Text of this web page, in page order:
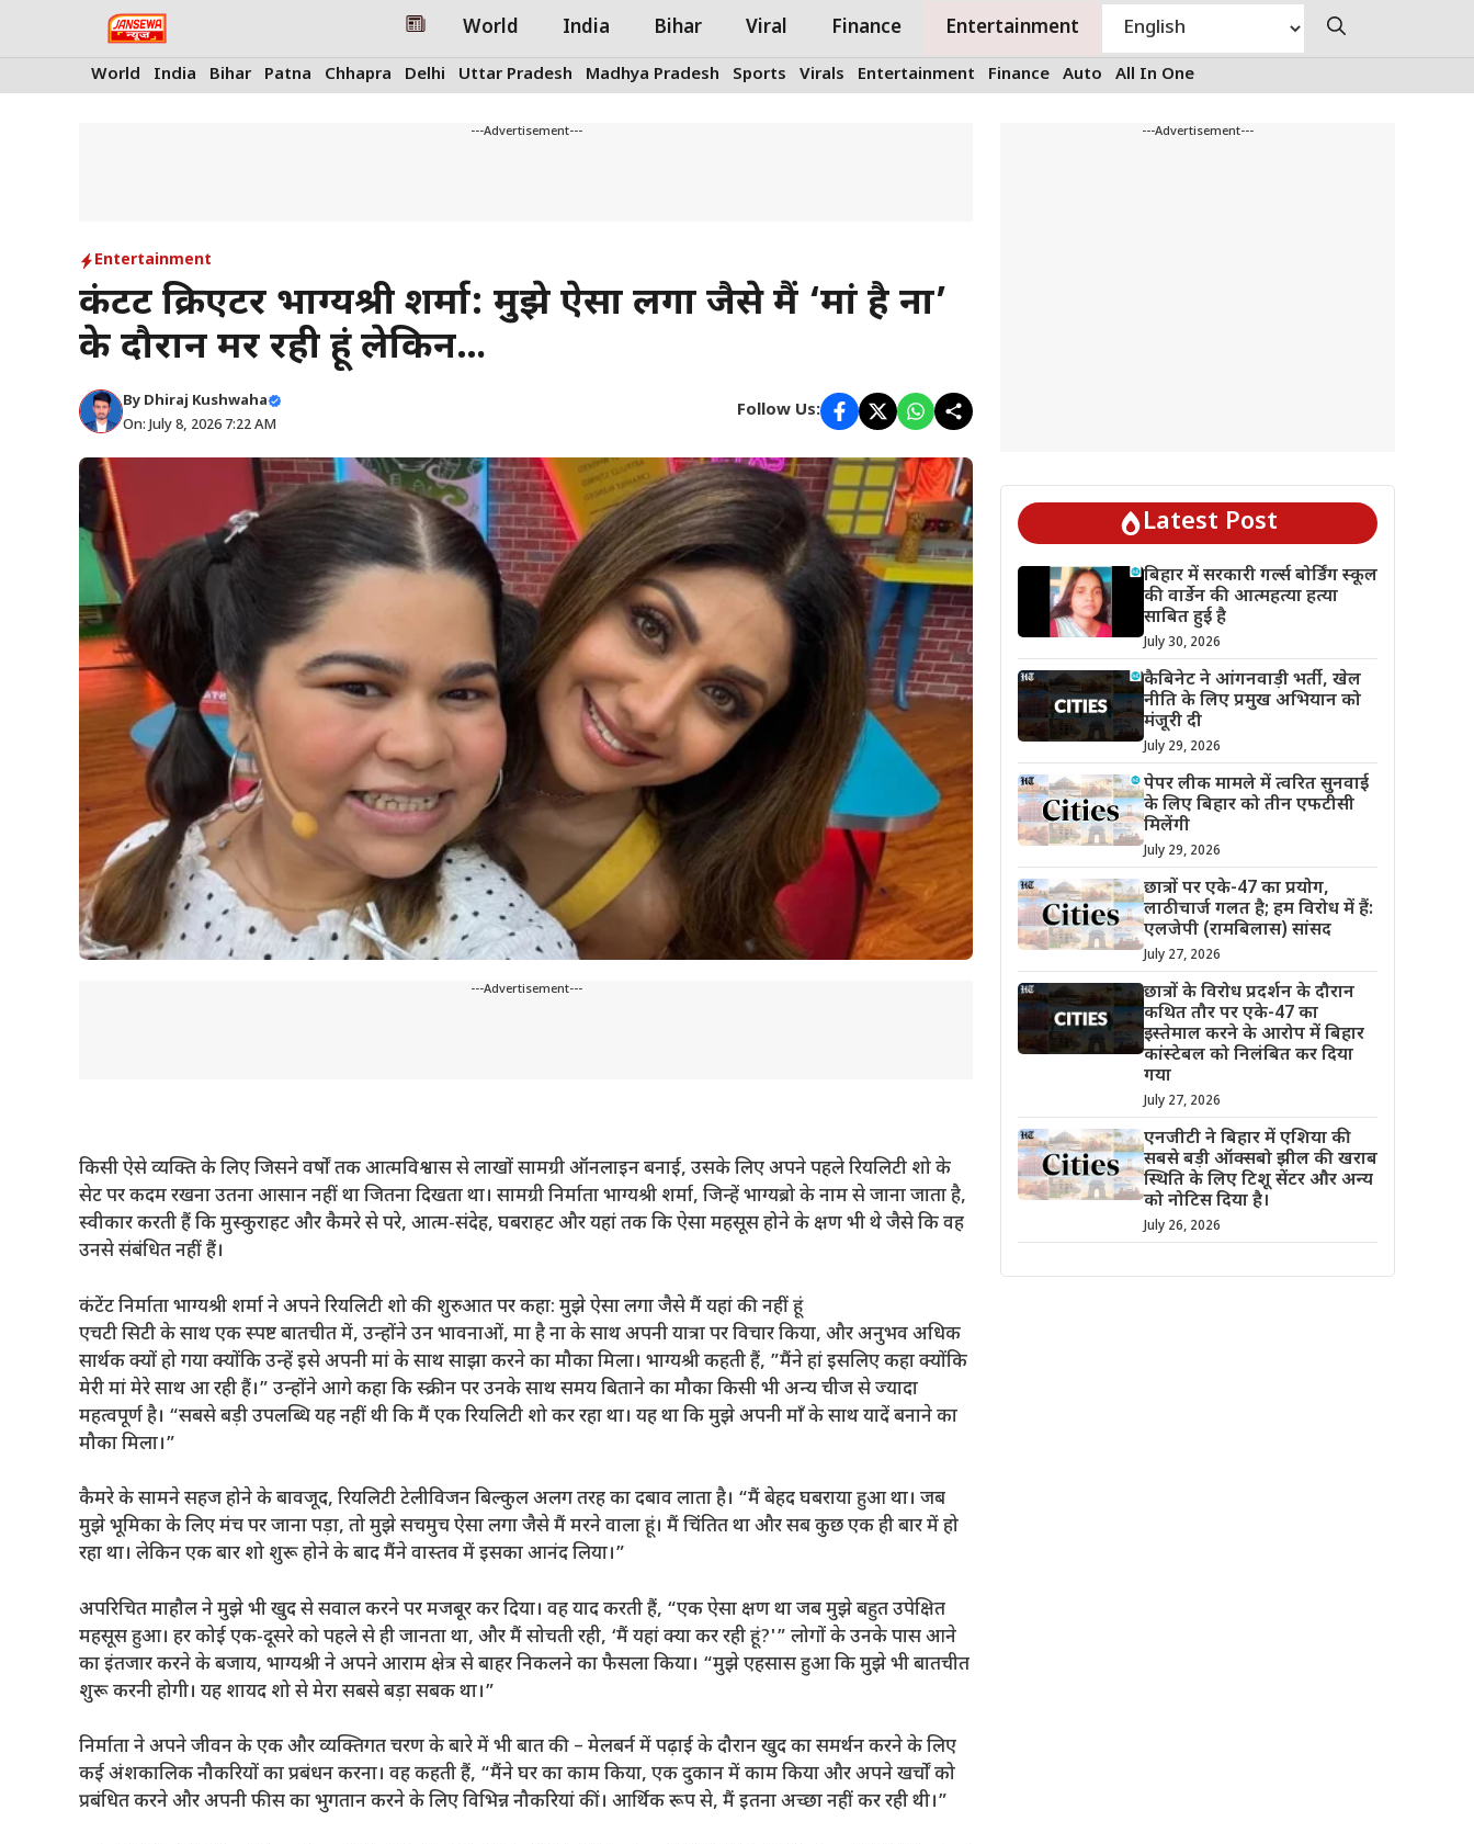
World India Bihar Viral Finance Entertainment
World India Bihar Patna Chhapra Delhi Uttar Pradesh Madhya Pradesh Sports Virals Entertainment Finance Auto All In One
---Advertisement---
Entertainment
कंटेंट क्रिएटर भाग्यश्री शर्मा: मुझे ऐसा लगा जैसे मैं ‘मां है ना’
के दौरान मर रही हूं लेकिन…
By Dhiraj Kushwaha
On: July 8, 2026 7:22 AM
Follow Us:
---Advertisement---
किसी ऐसे व्यक्ति के लिए जिसने वर्षों तक आत्मविश्वास से लाखों सामग्री ऑनलाइन बनाई, उसके लिए अपने पहले रियलिटी शो के
सेट पर कदम रखना उतना आसान नहीं था जितना दिखता था। सामग्री निर्माता भाग्यश्री शर्मा, जिन्हें भाग्यब्रो के नाम से जाना जाता है,
स्वीकार करती हैं कि मुस्कुराहट और कैमरे से परे, आत्म-संदेह, घबराहट और यहां तक ​​​​कि ऐसा महसूस होने के क्षण भी थे जैसे कि वह
उनसे संबंधित नहीं हैं।
कंटेंट निर्माता भाग्यश्री शर्मा ने अपने रियलिटी शो की शुरुआत पर कहा: मुझे ऐसा लगा जैसे मैं यहां की नहीं हूं
एचटी सिटी के साथ एक स्पष्ट बातचीत में, उन्होंने उन भावनाओं, मा है ना के साथ अपनी यात्रा पर विचार किया, और अनुभव अधिक
सार्थक क्यों हो गया क्योंकि उन्हें इसे अपनी मां के साथ साझा करने का मौका मिला। भाग्यश्री कहती हैं, ”मैंने हां इसलिए कहा क्योंकि
मेरी मां मेरे साथ आ रही हैं।” उन्होंने आगे कहा कि स्क्रीन पर उनके साथ समय बिताने का मौका किसी भी अन्य चीज से ज्यादा
महत्वपूर्ण है। “सबसे बड़ी उपलब्धि यह नहीं थी कि मैं एक रियलिटी शो कर रहा था। यह था कि मुझे अपनी माँ के साथ यादें बनाने का
मौका मिला।”
कैमरे के सामने सहज होने के बावजूद, रियलिटी टेलीविजन बिल्कुल अलग तरह का दबाव लाता है। “मैं बेहद घबराया हुआ था। जब
मुझे भूमिका के लिए मंच पर जाना पड़ा, तो मुझे सचमुच ऐसा लगा जैसे मैं मरने वाला हूं। मैं चिंतित था और सब कुछ एक ही बार में हो
रहा था। लेकिन एक बार शो शुरू होने के बाद मैंने वास्तव में इसका आनंद लिया।”
अपरिचित माहौल ने मुझे भी खुद से सवाल करने पर मजबूर कर दिया। वह याद करती हैं, “एक ऐसा क्षण था जब मुझे बहुत उपेक्षित
महसूस हुआ। हर कोई एक-दूसरे को पहले से ही जानता था, और मैं सोचती रही, ‘मैं यहां क्या कर रही हूं?'” लोगों के उनके पास आने
का इंतजार करने के बजाय, भाग्यश्री ने अपने आराम क्षेत्र से बाहर निकलने का फैसला किया। “मुझे एहसास हुआ कि मुझे भी बातचीत
शुरू करनी होगी। यह शायद शो से मेरा सबसे बड़ा सबक था।”
निर्माता ने अपने जीवन के एक और व्यक्तिगत चरण के बारे में भी बात की – मेलबर्न में पढ़ाई के दौरान खुद का समर्थन करने के लिए
कई अंशकालिक नौकरियों का प्रबंधन करना। वह कहती हैं, “मैंने घर का काम किया, एक दुकान में काम किया और अपने खर्चों को
प्रबंधित करने और अपनी फीस का भुगतान करने के लिए विभिन्न नौकरियां कीं। आर्थिक रूप से, मैं इतना अच्छा नहीं कर रही थी।”
---Advertisement---
Latest Post
बिहार में सरकारी गर्ल्स बोर्डिंग स्कूल
की वार्डेन की आत्महत्या हत्या
साबित हुई है
July 30, 2026
कैबिनेट ने आंगनवाड़ी भर्ती, खेल
नीति के लिए प्रमुख अभियान को
मंजूरी दी
July 29, 2026
पेपर लीक मामले में त्वरित सुनवाई
के लिए बिहार को तीन एफटीसी
मिलेंगी
July 29, 2026
छात्रों पर एके-47 का प्रयोग,
लाठीचार्ज गलत है; हम विरोध में हैं:
एलजेपी (रामबिलास) सांसद
July 27, 2026
छात्रों के विरोध प्रदर्शन के दौरान
कथित तौर पर एके-47 का
इस्तेमाल करने के आरोप में बिहार
कांस्टेबल को निलंबित कर दिया
गया
July 27, 2026
एनजीटी ने बिहार में एशिया की
सबसे बड़ी ऑक्सबो झील की खराब
स्थिति के लिए टिशू सेंटर और अन्य
को नोटिस दिया है।
July 26, 2026